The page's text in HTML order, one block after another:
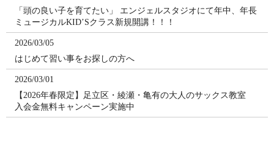
2025/06/20
「頭の良い子を育てたい」 エンジェルスタジオにて年中、年長
ミュージカルKID’Sクラス新規開講！！！
2026/03/05
はじめて習い事をお探しの方へ
2026/03/01
【2026年春限定】足立区・綾瀬・亀有の大人のサックス教室
入会金無料キャンペーン実施中